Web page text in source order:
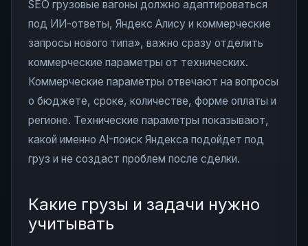
SEO грузовые вагоны должно адаптироваться
под ИИ-ответы, Яндекс Алису и коммерческие
запросы нового типа», важно сразу отделить
коммерческие параметры от технических.
Коммерческие параметры отвечают на вопросы
о бюджете, сроке, количестве, форме оплаты и
регионе. Технические параметры показывают,
какой именно AI-поиск Яндекса подойдет под
груз и не создаст проблем после сделки.
Какие грузы и задачи нужно
учитывать